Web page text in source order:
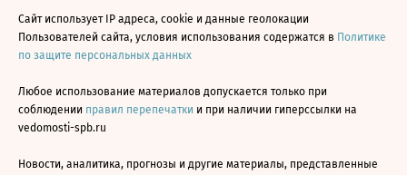
Сайт использует IP адреса, cookie и данные геолокации
Пользователей сайта, условия использования содержатся в Политике
по защите персональных данных
Любое использование материалов допускается только при
соблюдении правил перепечатки и при наличии гиперссылки на
vedomosti-spb.ru
Новости, аналитика, прогнозы и другие материалы, представленные